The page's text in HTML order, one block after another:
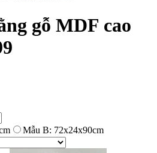
gỗ MDF cao
Mẫu B: 72x24x90cm